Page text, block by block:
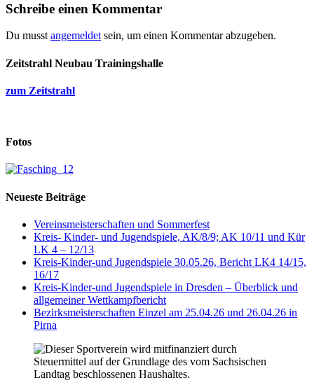
Schreibe einen Kommentar
Du musst angemeldet sein, um einen Kommentar abzugeben.
Zeitstrahl Neubau Trainingshalle
zum Zeitstrahl
Fotos
Neueste Beiträge
Vereinsmeisterschaften und Sommerfest
Kreis- Kinder- und Jugendspiele, AK/8/9; AK 10/11 und Kür
LK 4 – 12/13
Kreis-Kinder-und Jugendspiele 30.05.26, Bericht LK4 14/15,
16/17
Kreis-Kinder-und Jugendspiele in Dresden – Überblick und
allgemeiner Wettkampfbericht
Bezirksmeisterschaften Einzel am 25.04.26 und 26.04.26 in
Pirna